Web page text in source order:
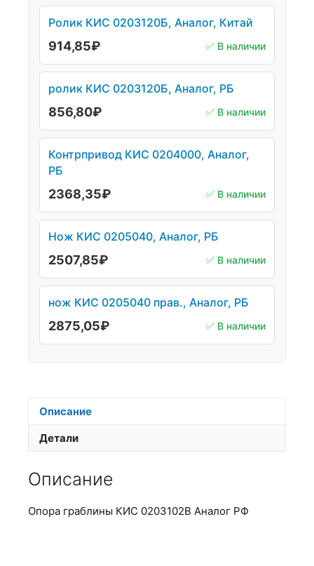
Ролик КИС 0203120Б, Аналог, Китай
914,85₽ ✅ В наличии
ролик КИС 0203120Б, Аналог, РБ
856,80₽ ✅ В наличии
Контрпривод КИС 0204000, Аналог,
РБ
2368,35₽ ✅ В наличии
Нож КИС 0205040, Аналог, РБ
2507,85₽ ✅ В наличии
нож КИС 0205040 прав., Аналог, РБ
2875,05₽ ✅ В наличии
Описание
Детали
Описание
Опора граблины КИС 0203102В Аналог РФ